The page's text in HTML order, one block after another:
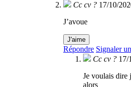
Cc cv ? 17/10/
J’avoue
J'aime
Répondre Signaler
Cc cv ? 17/
Je voulais dire
alors